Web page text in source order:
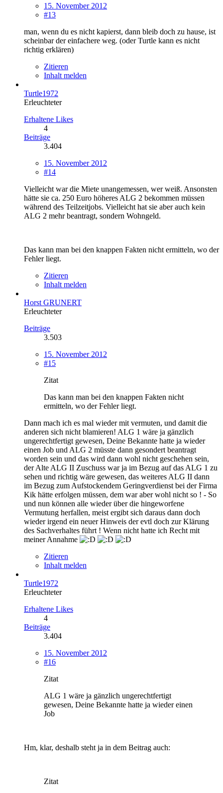
15. November 2012
#13
man, wenn du es nicht kapierst, dann bleib doch zu hause, ist
scheinbar der einfachere weg. (oder Turtle kann es nicht
richtig erklären)
Zitieren
Inhalt melden
Turtle1972
Erleuchteter
Erhaltene Likes
4
Beiträge
3.404
15. November 2012
#14
Vielleicht war die Miete unangemessen, wer weiß. Ansonsten
hätte sie ca. 250 Euro höheres ALG 2 bekommen müssen
während des Teilzeitjobs. Vielleicht hat sie aber auch kein
ALG 2 mehr beantragt, sondern Wohngeld.
Das kann man bei den knappen Fakten nicht ermitteln, wo der
Fehler liegt.
Zitieren
Inhalt melden
Horst GRUNERT
Erleuchteter
Beiträge
3.503
15. November 2012
#15
Zitat
Das kann man bei den knappen Fakten nicht
ermitteln, wo der Fehler liegt.
Dann mach ich es mal wieder mit vermuten, und damit die
anderen sich nicht blamieren! ALG 1 wäre ja gänzlich
ungerechtfertigt gewesen, Deine Bekannte hatte ja wieder
einen Job und ALG 2 müsste dann gesondert beantragt
worden sein und das wird dann wohl nicht geschehen sein,
der Alte ALG II Zuschuss war ja im Bezug auf das ALG 1 zu
sehen und richtig wäre gewesen, das weiteres ALG II dann
im Bezug zum Aufstockendem Geringverdienst bei der Firma
Kik hätte erfolgen müssen, dem war aber wohl nicht so ! - So
und nun können alle wieder über die hingeworfene
Vermutung herfallen, meist ergibt sich daraus dann doch
wieder irgend ein neuer Hinweis der evtl doch zur Klärung
des Sachverhaltes führt ! Wenn nicht hatte ich Recht mit
meiner Annahme
Zitieren
Inhalt melden
Turtle1972
Erleuchteter
Erhaltene Likes
4
Beiträge
3.404
15. November 2012
#16
Zitat
ALG 1 wäre ja gänzlich ungerechtfertigt
gewesen, Deine Bekannte hatte ja wieder einen
Job
Hm, klar, deshalb steht ja in dem Beitrag auch:
Zitat